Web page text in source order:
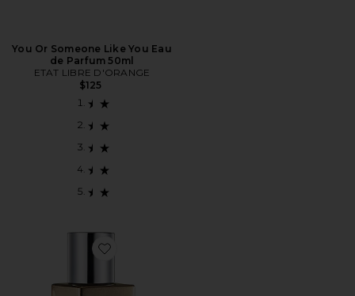
You Or Someone Like You Eau
de Parfum 50ml
ETAT LIBRE D'ORANGE
$125
Favorite Remarkable People Eau de Parfum 50ml